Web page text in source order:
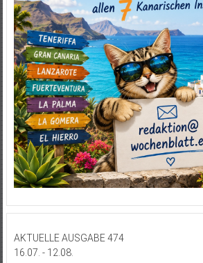
AKTUELLE AUSGABE 474
16.07. - 12.08.